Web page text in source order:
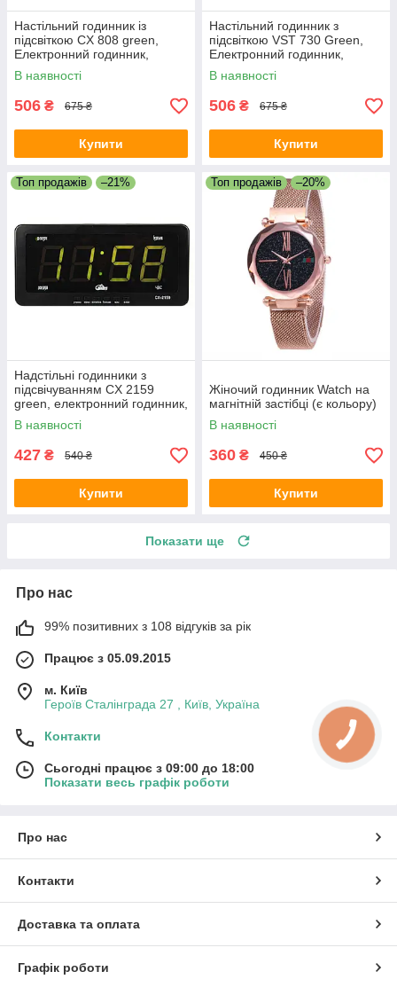
Настільний годинник із
підсвіткою CX 808 green,
Електронний годинник,
будильник, настільний
годинник
В наявності
506 ₴ 675 ₴
Купити
Настільний годинник з
підсвіткою VST 730 Green,
Електронний годинник,
будильник, настільний
годинник
В наявності
506 ₴ 675 ₴
Купити
Топ продажів –21%
Надстільні годинники з
підсвічуванням CX 2159
green, електронний годинник,
будильник, годинник
В наявності
427 ₴ 540 ₴
Купити
Топ продажів –20%
Жіночий годинник Watch на
магнітній застібці (є кольору)
В наявності
360 ₴ 450 ₴
Купити
Показати ще
Про нас
99% позитивних з 108 відгуків за рік
Працює з 05.09.2015
м. Київ
Героїв Сталінграда 27 , Київ, Україна
Контакти
Сьогодні працює з 09:00 до 18:00
Показати весь графік роботи
Про нас
Контакти
Доставка та оплата
Графік роботи